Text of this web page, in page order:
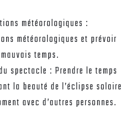
météorologiques :
météorologiques et prévoir
temps.
spectacle : Prendre le temps
la beauté de l’éclipse solaire
avec d’autres personnes.